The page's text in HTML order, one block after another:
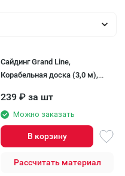
Сайдинг Grand Line,
Корабельная доска (3,0 м),
239 ₽ за шт
Можно заказать
В корзину
Рассчитать материал